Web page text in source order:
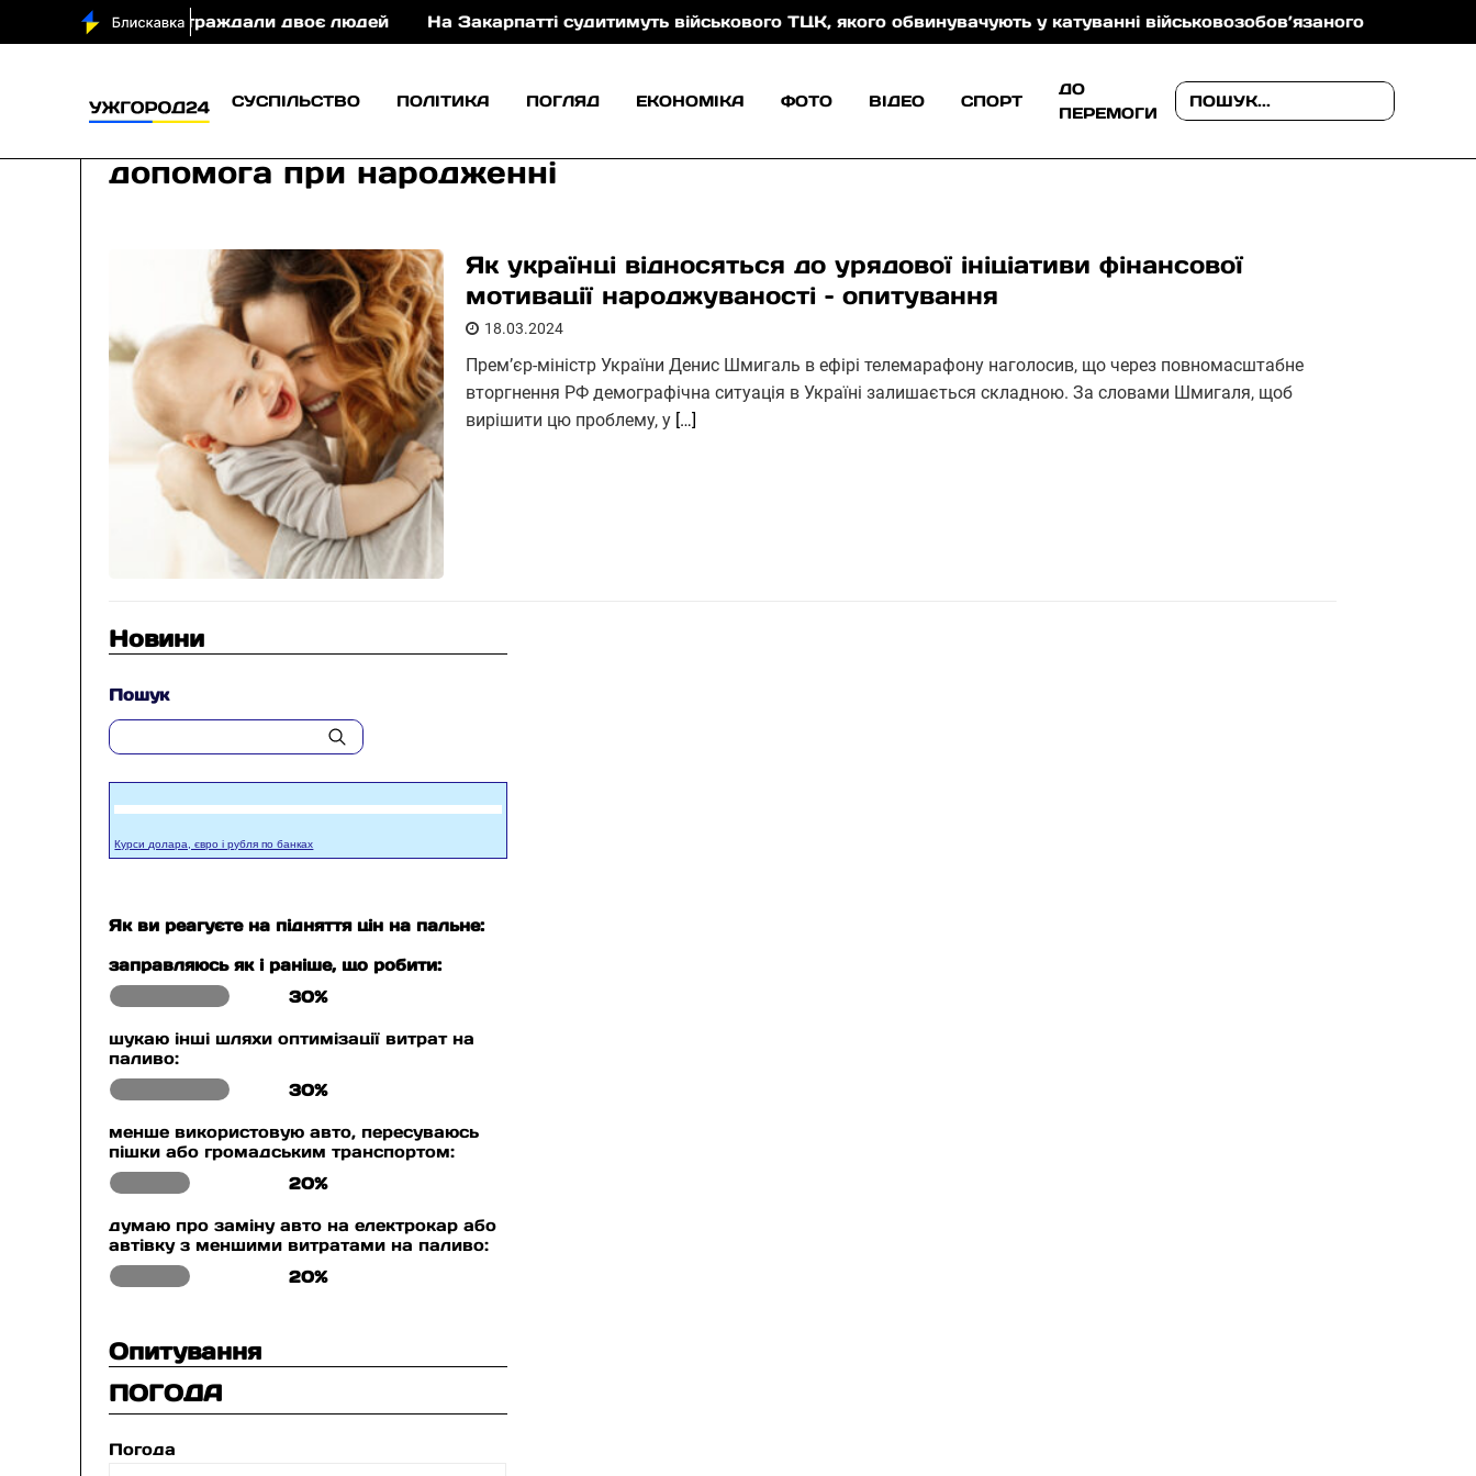
у ДТП постраждали двоє людей На Закарпатті судитимуть військового ТЦК, якого обвинувачують у катуванні військовозобов’язаного На Ужгородщині
СУСПІЛЬСТВО ПОЛІТИКА ПОГЛЯД ЕКОНОМІКА ФОТО ВІДЕО СПОРТ
ДО
ПЕРЕМОГИ
допомога при народженні
Як українці відносяться до урядової ініціативи фінансової
мотивації народжуваності – опитування
18.03.2024
Прем’єр-міністр України Денис Шмигаль в ефірі телемарафону наголосив, що через повномасштабне
вторгнення РФ демографічна ситуація в Україні залишається складною. За словами Шмигаля, щоб
вирішити цю проблему, у […]
Новини
Пошук
Курси долара, євро і рубля по банках
Як ви реагуєте на підняття цін на пальне:
заправляюсь як і раніше, що робити:
30%
шукаю інші шляхи оптимізації витрат на
паливо:
30%
менше використовую авто, пересуваюсь
пішки або громадським транспортом:
20%
думаю про заміну авто на електрокар або
автівку з меншими витратами на паливо:
20%
Опитування
ПОГОДА
Погода